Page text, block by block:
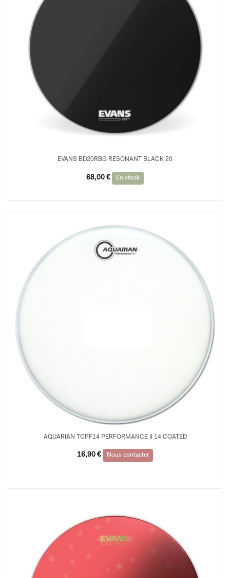
EVANS BD20RBG RESONANT BLACK 20
68,00 € En stock
AQUARIAN TCPF14 PERFORMANCE II 14 COATED
16,90 € Nous contacter